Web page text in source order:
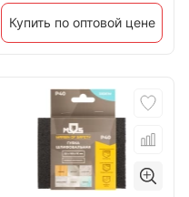
Купить по оптовой цене